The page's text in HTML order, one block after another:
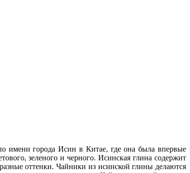
имени города Исин в Китае, где она была впервые
зеленого и черного. Исинская глина содержит
оттенки. Чайники из исинской глины делаются